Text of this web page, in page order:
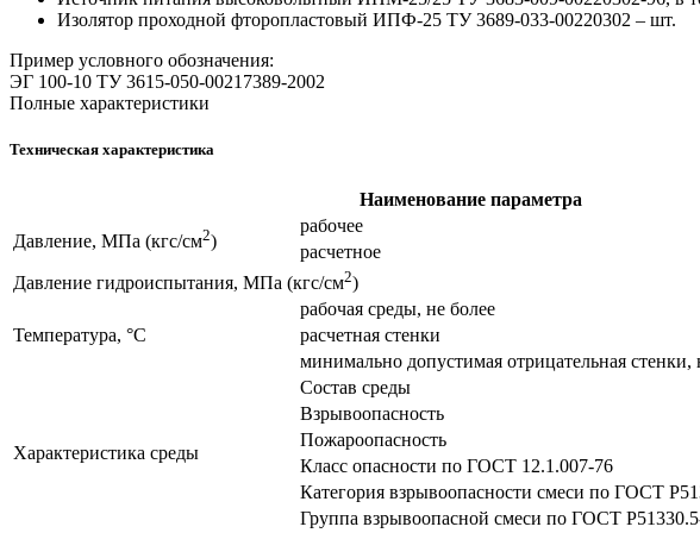
Изолятор проходной фторопластовый ИПФ-25 ТУ 3689-033-00220302 – шт.
Пример условного обозначения:
ЭГ 100-10 ТУ 3615-050-00217389-2002
Полные характеристики
Техническая характеристика
Наименование параметра
Давление, МПа (кгс/см2)
рабочее
расчетное
Давление гидроиспытания, МПа (кгс/см2)
Температура, °С
рабочая среды, не более
расчетная стенки
минимально допустимая отрицательная
Характеристика среды
Состав среды
Взрывоопасность
Пожароопасность
Класс опасности по ГОСТ 12.1.007-76
Категория взрывоопасности смеси по ГОСТ
Группа взрывоопасной смеси по ГОСТ